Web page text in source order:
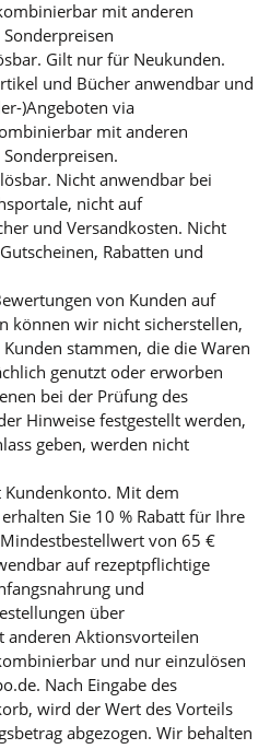
mit anderen
Gilt nur für Neukunden.
und Bücher anwendbar und
)Angeboten via
mit anderen
Nicht anwendbar bei
nicht auf
und Versandkosten. Nicht
Rabatten und
von Kunden auf
können wir nicht sicherstellen,
stammen, die die Waren
genutzt oder erworben
bei der Prüfung des
Hinweise festgestellt werden,
geben, werden nicht
Mit dem
Sie 10 % Rabatt für Ihre
von 65 €
auf rezeptpflichtige
und
über
anderen Aktionsvorteilen
und nur einzulösen
Nach Eingabe des
wird der Wert des Vorteils
abgezogen. Wir behalten